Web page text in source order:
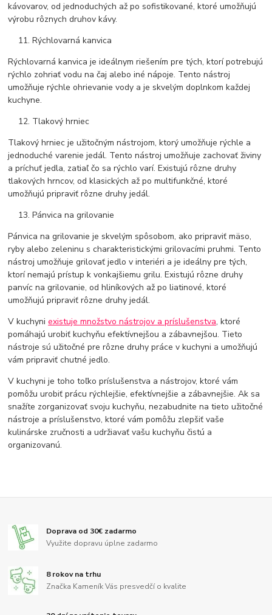
kávovarov, od jednoduchých až po sofistikované, ktoré umožňujú
výrobu rôznych druhov kávy.
Rýchlovarná kanvica
Rýchlovarná kanvica je ideálnym riešením pre tých, ktorí potrebujú
rýchlo zohriať vodu na čaj alebo iné nápoje. Tento nástroj
umožňuje rýchle ohrievanie vody a je skvelým doplnkom každej
kuchyne.
Tlakový hrniec
Tlakový hrniec je užitočným nástrojom, ktorý umožňuje rýchle a
jednoduché varenie jedál. Tento nástroj umožňuje zachovať živiny
a príchuť jedla, zatiaľ čo sa rýchlo varí. Existujú rôzne druhy
tlakových hrncov, od klasických až po multifunkčné, ktoré
umožňujú pripraviť rôzne druhy jedál.
Pánvica na grilovanie
Pánvica na grilovanie je skvelým spôsobom, ako pripraviť mäso,
ryby alebo zeleninu s charakteristickými grilovacími pruhmi. Tento
nástroj umožňuje grilovať jedlo v interiéri a je ideálny pre tých,
ktorí nemajú prístup k vonkajšiemu grilu. Existujú rôzne druhy
panvíc na grilovanie, od hliníkových až po liatinové, ktoré
umožňujú pripraviť rôzne druhy jedál.
V kuchyniexistuje množstvo nástrojov a príslušenstva, ktoré
pomáhajú urobiť kuchyňu efektívnejšou a zábavnejšou. Tieto
nástroje sú užitočné pre rôzne druhy práce v kuchyni a umožňujú
vám pripraviť chutné jedlo.
V kuchyni je toho toľko príslušenstva a nástrojov, ktoré vám
pomôžu urobiť prácu rýchlejšie, efektívnejšie a zábavnejšie. Ak sa
snažíte zorganizovať svoju kuchyňu, nezabudnite na tieto užitočné
nástroje a príslušenstvo, ktoré vám pomôžu zlepšiť vaše
kulinárske zručnosti a udržiavať vašu kuchyňu čistú a
organizovanú.
Doprava od 30€ zadarmo
Využite dopravu úplne zadarmo
8 rokov na trhu
Značka Kameník Vás presvedčí o kvalite